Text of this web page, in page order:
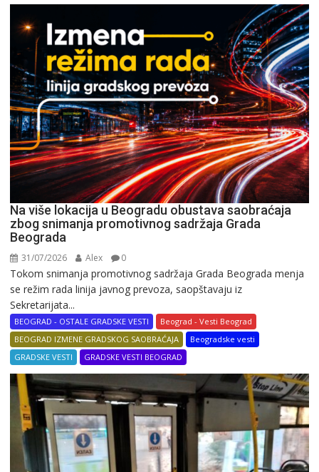
Na više lokacija u Beogradu obustava saobraćaja
zbog snimanja promotivnog sadržaja Grada
Beograda
31/07/2026 Alex 0
Tokom snimanja promotivnog sadržaja Grada Beograda menja
se režim rada linija javnog prevoza, saopštavaju iz
Sekretarijata...
BEOGRAD - OSTALE GRADSKE VESTI
Beograd - Vesti Beograd
BEOGRAD IZMENE GRADSKOG SAOBRAĆAJA
Beogradske vesti
GRADSKE VESTI
GRADSKE VESTI BEOGRAD